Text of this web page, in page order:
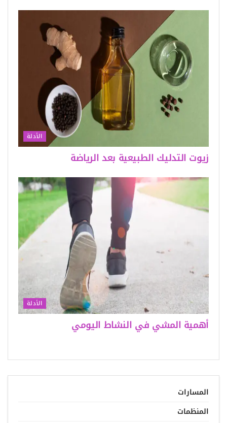
الأدلة
زيوت التدليك الطبيعية بعد الرياضة
الأدلة
أهمية المشي في النشاط اليومي
المسارات
المنظمات